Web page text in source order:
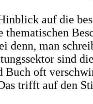
auf die
denn, man
sind
Buch oft
trifft auf den